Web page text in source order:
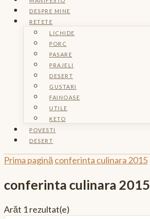
DESPRE MINE
RETETE
LICHIDE
PORC
PASARE
PRAJELI
DESERT
GUSTARI
FAINOASE
UTILE
KETO
POVESTI
DESERT
Prima pagină conferinta culinara 2015
conferinta culinara 2015
Arăt 1 rezultat(e)